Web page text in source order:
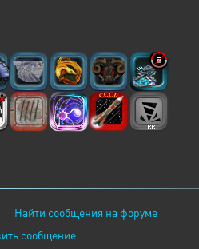
Найти сообщения на форуме
сообщение